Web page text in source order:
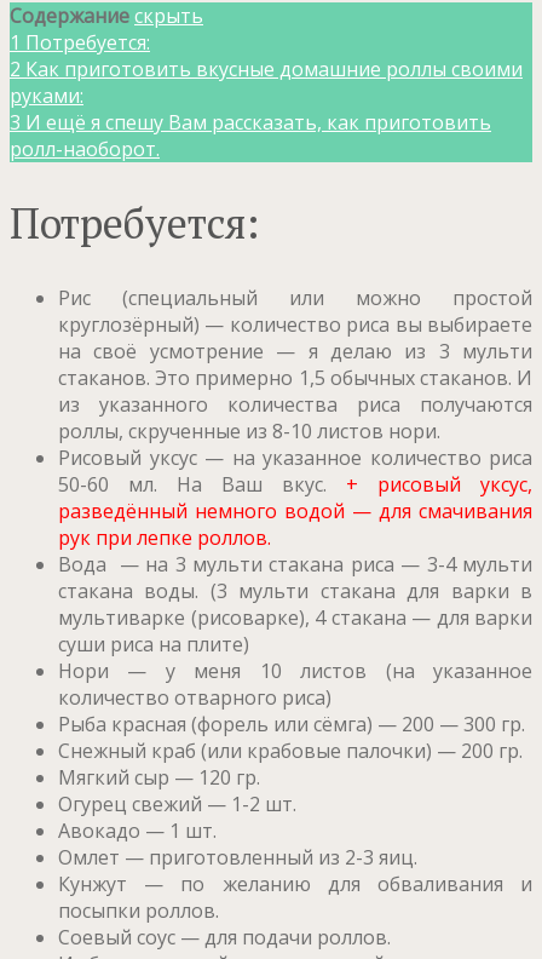
Содержаниескрыть
1 Потребуется:
2 Как приготовить вкусные домашние роллы своими
руками:
3 И ещё я спешу Вам рассказать, как приготовить
ролл-наоборот.
Потребуется:
Рис (специальный или можно простой
круглозёрный) — количество риса вы выбираете
на своё усмотрение — я делаю из 3 мульти
стаканов. Это примерно 1,5 обычных стаканов. И
из указанного количества риса получаются
роллы, скрученные из 8-10 листов нори.
Рисовый уксус — на указанное количество риса
50-60 мл. На Ваш вкус. + рисовый уксус,
разведённый немного водой — для смачивания
рук при лепке роллов.
Вода — на 3 мульти стакана риса — 3-4 мульти
стакана воды. (3 мульти стакана для варки в
мультиварке (рисоварке), 4 стакана — для варки
суши риса на плите)
Нори — у меня 10 листов (на указанное
количество отварного риса)
Рыба красная (форель или сёмга) — 200 — 300 гр.
Снежный краб (или крабовые палочки) — 200 гр.
Мягкий сыр — 120 гр.
Огурец свежий — 1-2 шт.
Авокадо — 1 шт.
Омлет — приготовленный из 2-3 яиц.
Кунжут — по желанию для обваливания и
посыпки роллов.
Соевый соус — для подачи роллов.